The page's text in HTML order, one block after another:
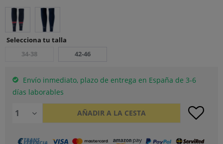
Selecciona tu talla
34-38
42-46
Envío inmediato, plazo de entrega en España de 3-6
días laborables
AÑADIR A LA CESTA